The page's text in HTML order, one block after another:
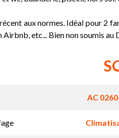
aux normes. Idéal pour 2
etc... Bien non soumis au
AC